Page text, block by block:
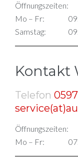
Öffnungszeiten:
Mo – Fr:
Samstag:
Kontakt
Telefon
Öffnungszeiten:
Mo – Fr: